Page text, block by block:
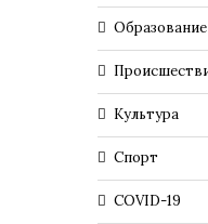
Образование
Культура
Спорт
COVID-19